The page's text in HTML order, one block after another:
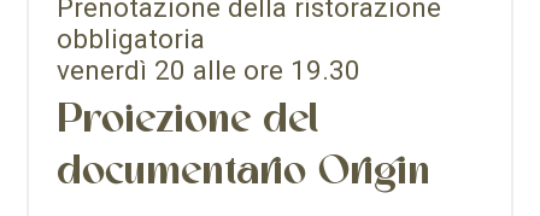
Prenotazione della ristorazione
obbligatoria
venerdì 20 alle ore 19.30
Proiezione del
documentario Origin